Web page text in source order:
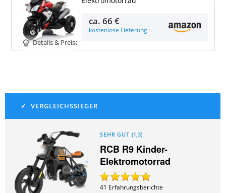
Details & Preise
ca.66 €
kostenlose Lieferung
SEHR GUT (1,3)
RCB R9 Kinder-
Elektromotorrad
41 Erfahrungsberichte